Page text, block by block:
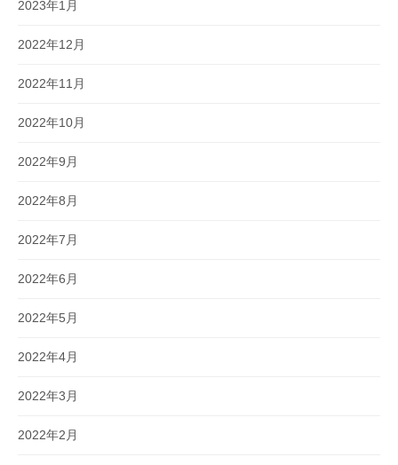
2023年1月
2022年12月
2022年11月
2022年10月
2022年9月
2022年8月
2022年7月
2022年6月
2022年5月
2022年4月
2022年3月
2022年2月